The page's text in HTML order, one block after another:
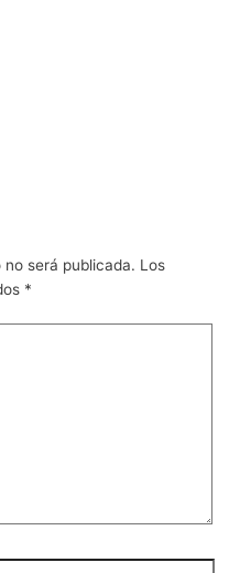
será publicada. Los
*